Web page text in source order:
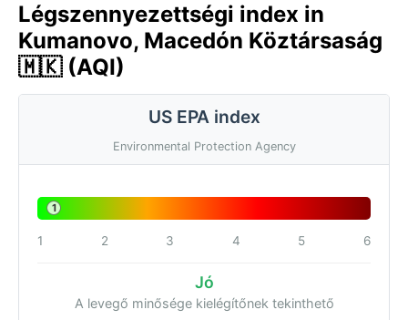
Légszennyezettségi index in
Kumanovo, Macedón Köztársaság
🇲🇰 (AQI)
US EPA index
Environmental Protection Agency
1
1 2 3 4 5 6
Jó
A levegő minősége kielégítőnek tekinthető